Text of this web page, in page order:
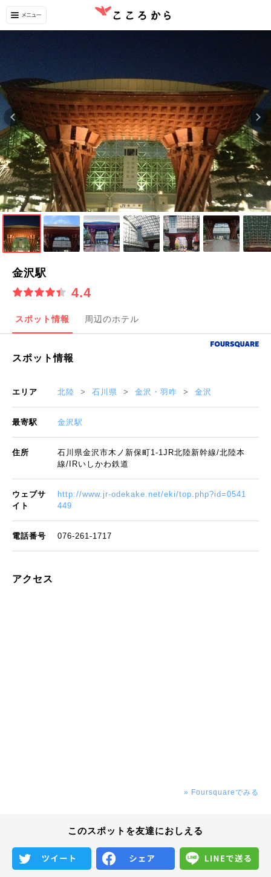
金沢駅
4.4
スポット情報 周辺のホテル
スポット情報
エリア 北陸 石川県 金沢・羽咋 金沢
最寄駅 金沢駅
住所
石川県金沢市木ノ新保町1-1JR北陸新幹線/北陸本
線/IRいしかわ鉄道
ウェブサ
イト
http://www.jr-odekake.net/eki/top.php?id=0541
449
電話番号 076-261-1717
アクセス
» Foursquareでみる
このスポットを友達におしえる